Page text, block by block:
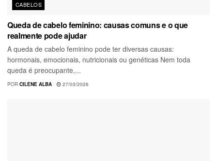
CABELOS
Queda de cabelo feminino: causas comuns e o que
realmente pode ajudar
A queda de cabelo feminino pode ter diversas causas:
hormonais, emocionais, nutricionais ou genéticas Nem toda
queda é preocupante,...
POR CILENE ALBA 27/03/2026